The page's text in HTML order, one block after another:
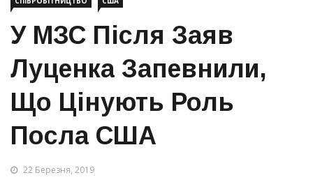
У МЗС Після Заяв
Луценка Запевнили,
Що Цінують Роль
Посла США
22 Березня, 2019